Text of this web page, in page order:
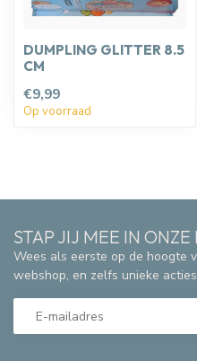
DUMPLING GLITTER 8.5
CM
€9,99
Op voorraad
STAP JIJ MEE IN
Wees als eerste op de hoogte
webshop, en zelfs unieke